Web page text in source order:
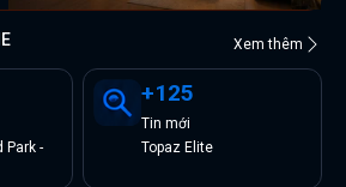
Xem thêm
Park -
+125
Tin mới
Topaz Elite